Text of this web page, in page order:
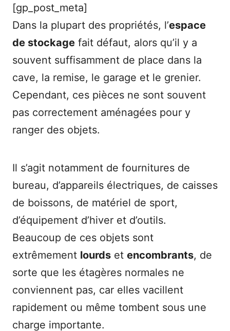
[gp_post_meta]
Dans la plupart des propriétés, l’espace
de stockage fait défaut, alors qu’il y a
souvent suffisamment de place dans la
cave, la remise, le garage et le grenier.
Cependant, ces pièces ne sont souvent
pas correctement aménagées pour y
ranger des objets.
Il s’agit notamment de fournitures de
bureau, d’appareils électriques, de caisses
de boissons, de matériel de sport,
d’équipement d’hiver et d’outils.
Beaucoup de ces objets sont
extrêmement lourds et encombrants, de
sorte que les étagères normales ne
conviennent pas, car elles vacillent
rapidement ou même tombent sous une
charge importante.